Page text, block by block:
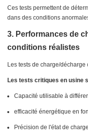
Ces tests permettent de
dans des conditions
3. Performances de
conditions réalistes
Les tests de charge/
Les tests critiques en usine
Capacité utilisable à
efficacité énergétique en
Précision de l'état de